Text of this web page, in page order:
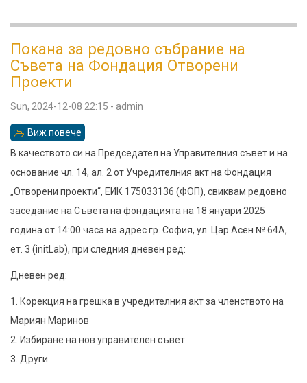
Покана за редовно събрание на
Съвета на Фондация Отворени
Проекти
Sun, 2024-12-08 22:15 - admin
Виж повече
Покана
за
редовно
събрание
на
Съвета
Отворени
Проекти
В качеството си на Председател на Управителния съвет и на
основание чл. 14, ал. 2 от Учредителния акт на Фондация
„Отворени проекти“, ЕИК 175033136 (ФОП), свиквам редовно
заседание на Съвета на фондацията на 18 януари 2025
година от 14:00 часа на адрес гр. София, ул. Цар Асен № 64А,
ет. 3 (initLab), при следния дневен ред:
Дневен ред:
1. Корекция на грешка в учредителния акт за членството на
Мариян Маринов
2. Избиране на нов управителен съвет
3. Други